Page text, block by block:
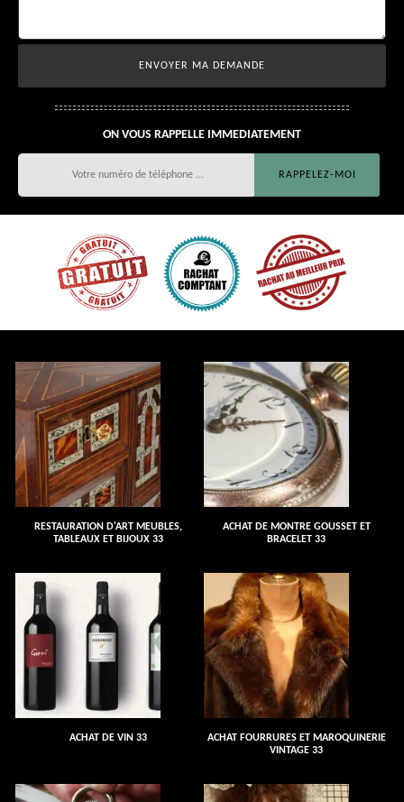
ON VOUS RAPPELLE IMMEDIATEMENT
RESTAURATION D'ART MEUBLES,
TABLEAUX ET BIJOUX 33
ACHAT DE MONTRE GOUSSET ET
BRACELET 33
ACHAT DE VIN 33
ACHAT FOURRURES ET MAROQUINERIE
VINTAGE 33